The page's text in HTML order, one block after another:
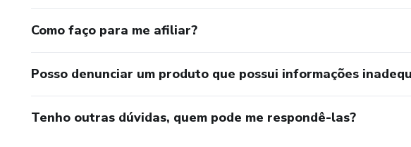
Como faço para me afiliar?
Posso denunciar um produto que possui informações
Tenho outras dúvidas, quem pode me respondê-las?